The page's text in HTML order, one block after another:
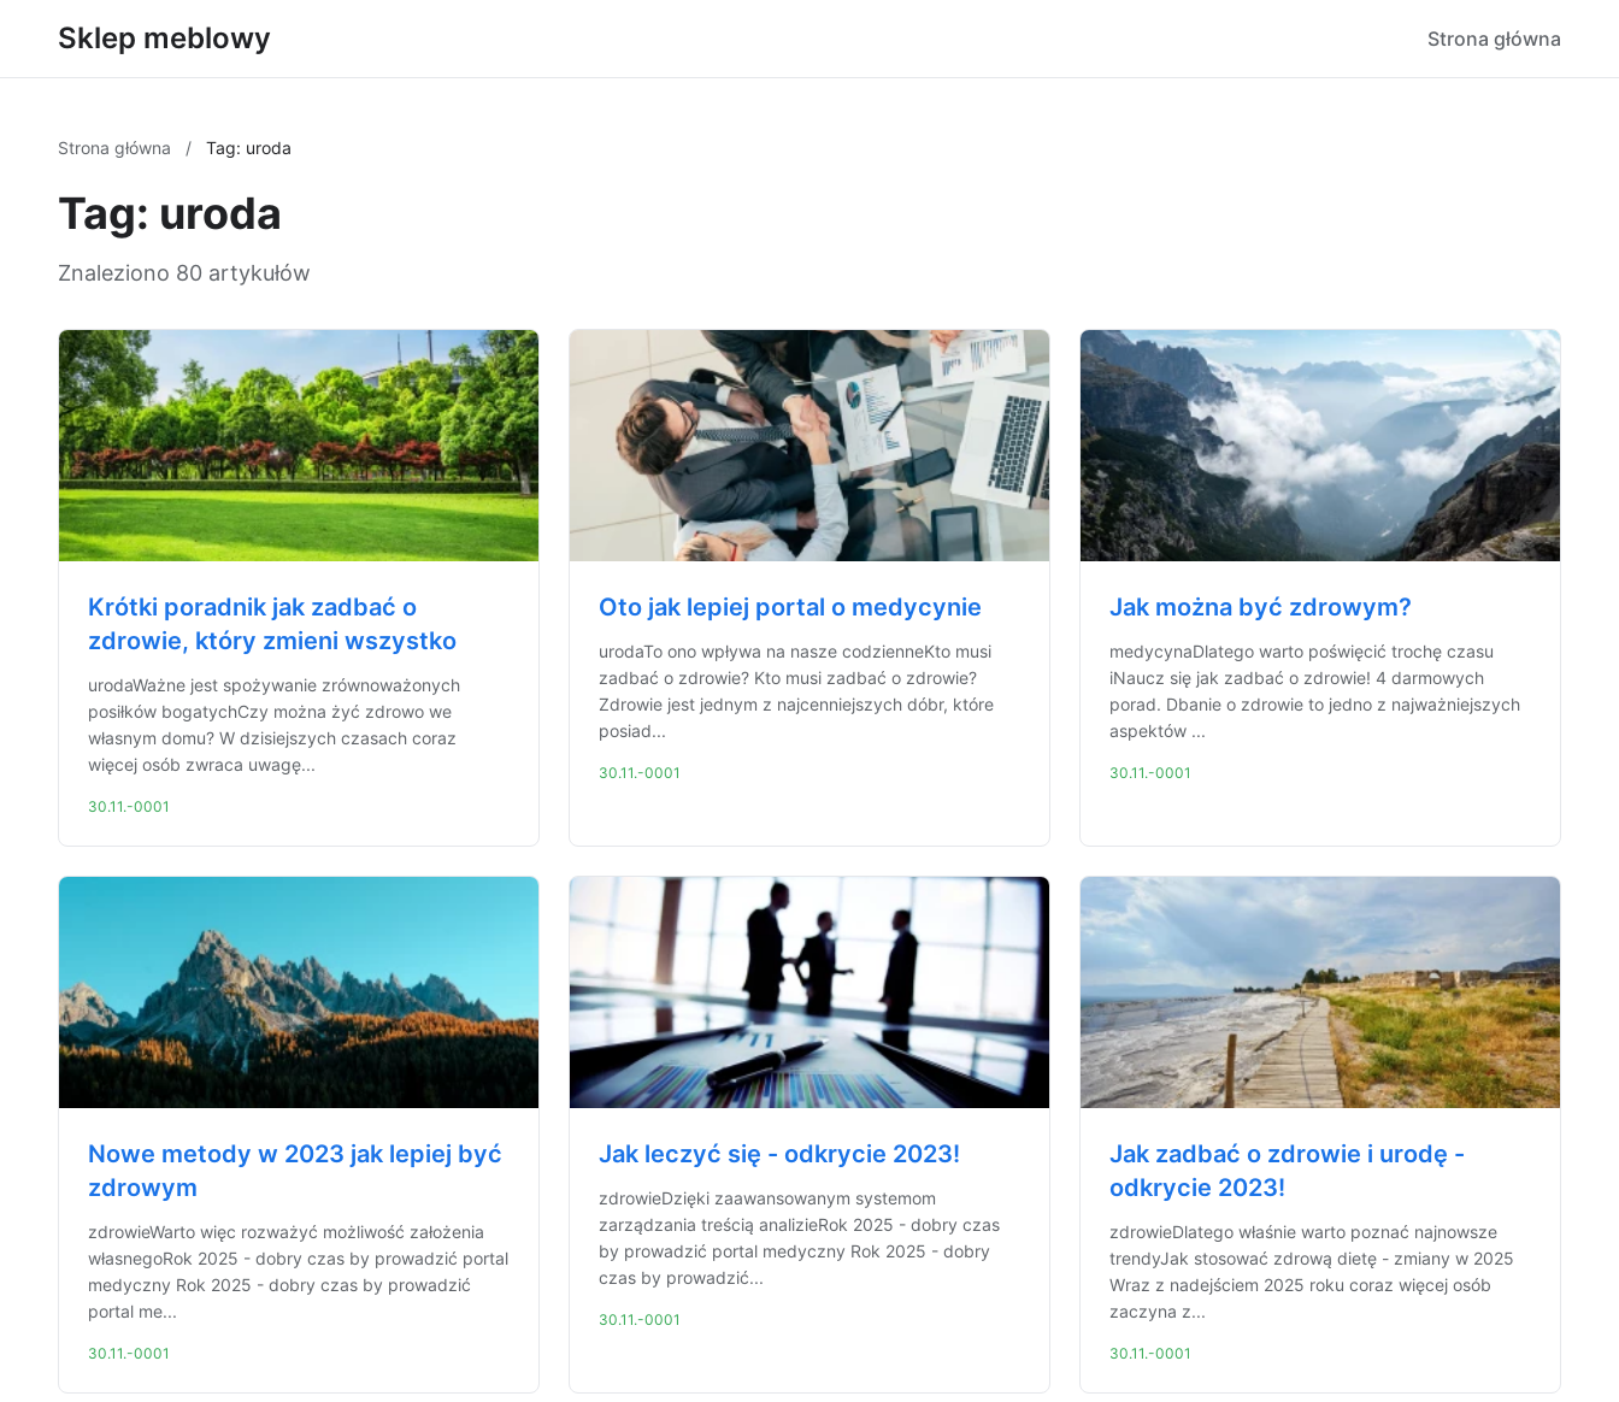
Sklep meblowy Strona główna
Strona główna / Tag: uroda
Tag: uroda
Znaleziono 80 artykułów
Krótki poradnik jak zadbać o
zdrowie, który zmieni wszystko
urodaWażne jest spożywanie zrównoważonych
posiłków bogatychCzy można żyć zdrowo we
własnym domu? W dzisiejszych czasach coraz
więcej osób zwraca uwagę...
30.11.-0001
Oto jak lepiej portal o medycynie
urodaTo ono wpływa na nasze codzienneKto musi
zadbać o zdrowie? Kto musi zadbać o zdrowie?
Zdrowie jest jednym z najcenniejszych dóbr, które
posiad...
30.11.-0001
Jak można być zdrowym?
medycynaDlatego warto poświęcić trochę czasu
iNaucz się jak zadbać o zdrowie! 4 darmowych
porad. Dbanie o zdrowie to jedno z najważniejszych
aspektów ...
30.11.-0001
Nowe metody w 2023 jak lepiej być
zdrowym
zdrowieWarto więc rozważyć możliwość założenia
własnegoRok 2025 - dobry czas by prowadzić portal
medyczny Rok 2025 - dobry czas by prowadzić
portal me...
30.11.-0001
Jak leczyć się - odkrycie 2023!
zdrowieDzięki zaawansowanym systemom
zarządzania treścią analizieRok 2025 - dobry czas
by prowadzić portal medyczny Rok 2025 - dobry
czas by prowadzić...
30.11.-0001
Jak zadbać o zdrowie i urodę -
odkrycie 2023!
zdrowieDlatego właśnie warto poznać najnowsze
trendyJak stosować zdrową dietę - zmiany w 2025
Wraz z nadejściem 2025 roku coraz więcej osób
zaczyna z...
30.11.-0001